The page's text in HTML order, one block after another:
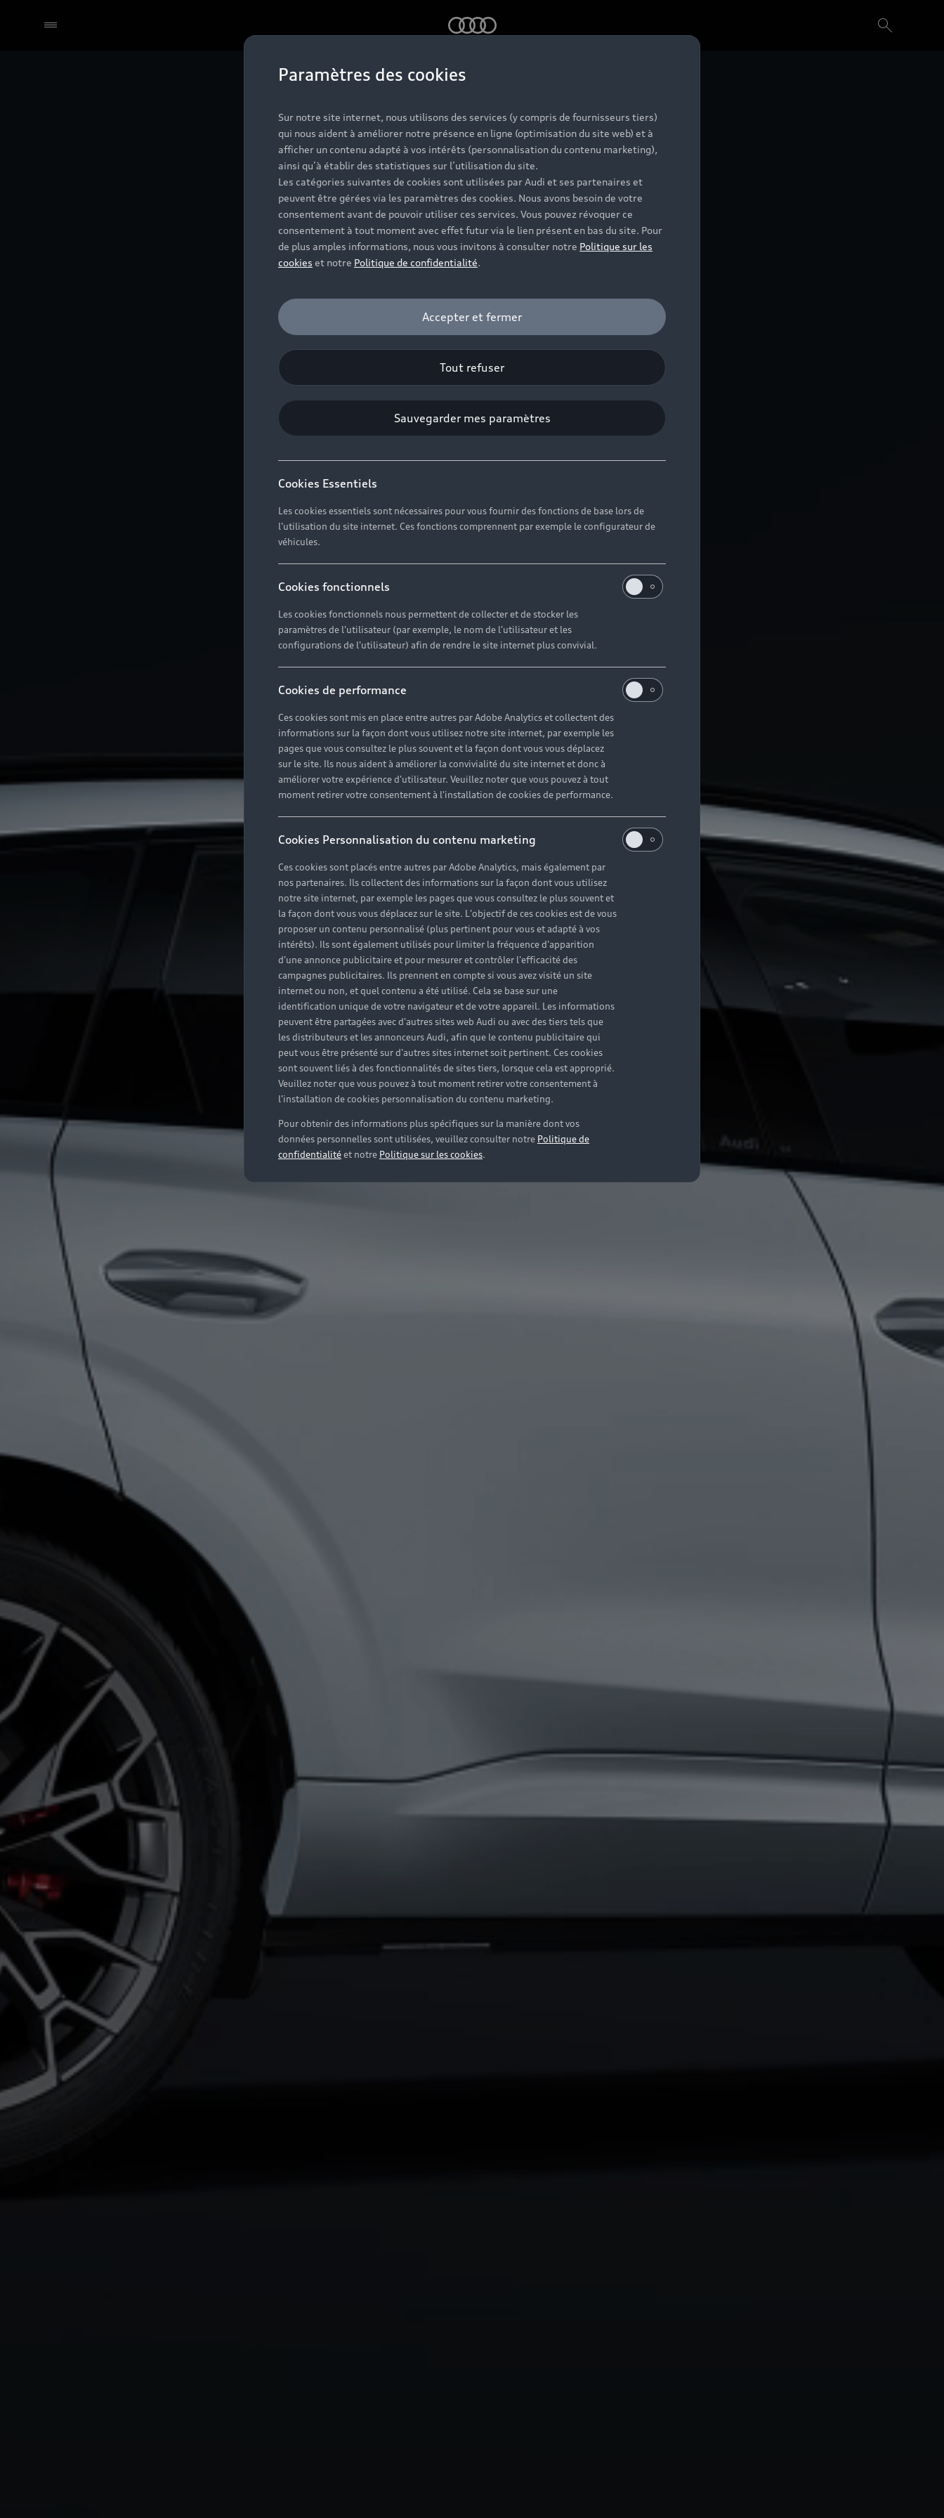
Paramètres des cookies
Sur notre site internet, nous utilisons des services (y compris de fournisseurs tiers)
qui nous aident à améliorer notre présence en ligne (optimisation du site web) et à
afficher un contenu adapté à vos intérêts (personnalisation du contenu marketing),
ainsi qu’à établir des statistiques sur l’utilisation du site.
Les catégories suivantes de cookies sont utilisées par Audi et ses partenaires et
peuvent être gérées via les paramètres des cookies. Nous avons besoin de votre
consentement avant de pouvoir utiliser ces services. Vous pouvez révoquer ce
consentement à tout moment avec effet futur via le lien présent en bas du site. Pour
de plus amples informations, nous vous invitons à consulter notre Politique sur les
cookies et notre Politique de confidentialité.
Accepter et fermer
Tout refuser
Sauvegarder mes paramètres
Cookies Essentiels
Les cookies essentiels sont nécessaires pour vous fournir des fonctions de base lors de
l'utilisation du site internet. Ces fonctions comprennent par exemple le configurateur de
véhicules.
Cookies fonctionnels
Les cookies fonctionnels nous permettent de collecter et de stocker les
paramètres de l'utilisateur (par exemple, le nom de l'utilisateur et les
configurations de l'utilisateur) afin de rendre le site internet plus convivial.
Cookies de performance
Ces cookies sont mis en place entre autres par Adobe Analytics et collectent des
informations sur la façon dont vous utilisez notre site internet, par exemple les
pages que vous consultez le plus souvent et la façon dont vous vous déplacez
sur le site. Ils nous aident à améliorer la convivialité du site internet et donc à
améliorer votre expérience d'utilisateur. Veuillez noter que vous pouvez à tout
moment retirer votre consentement à l'installation de cookies de performance.
Cookies Personnalisation du contenu marketing
Ces cookies sont placés entre autres par Adobe Analytics, mais également par
nos partenaires. Ils collectent des informations sur la façon dont vous utilisez
notre site internet, par exemple les pages que vous consultez le plus souvent et
la façon dont vous vous déplacez sur le site. L'objectif de ces cookies est de vous
proposer un contenu personnalisé (plus pertinent pour vous et adapté à vos
intérêts). Ils sont également utilisés pour limiter la fréquence d'apparition
d'une annonce publicitaire et pour mesurer et contrôler l'efficacité des
campagnes publicitaires. Ils prennent en compte si vous avez visité un site
internet ou non, et quel contenu a été utilisé. Cela se base sur une
identification unique de votre navigateur et de votre appareil. Les informations
peuvent être partagées avec d'autres sites web Audi ou avec des tiers tels que
les distributeurs et les annonceurs Audi, afin que le contenu publicitaire qui
peut vous être présenté sur d'autres sites internet soit pertinent. Ces cookies
sont souvent liés à des fonctionnalités de sites tiers, lorsque cela est approprié.
Veuillez noter que vous pouvez à tout moment retirer votre consentement à
l'installation de cookies personnalisation du contenu marketing.
Pour obtenir des informations plus spécifiques sur la manière dont vos
données personnelles sont utilisées, veuillez consulter notre Politique de
confidentialitéet notre Politique sur les cookies.